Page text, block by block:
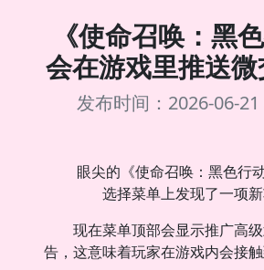
《使命召唤：黑
会在游戏里推送
发布时间：2026-06-21
眼尖的《使命召唤：黑色行
选择菜单上发现了一项新
现在菜单顶部会显示推广高
告，这意味着玩家在游戏内会接触